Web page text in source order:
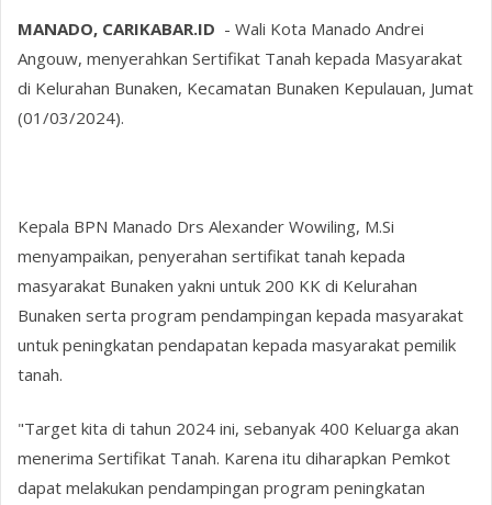
MANADO, CARIKABAR.ID - Wali Kota Manado Andrei
Angouw, menyerahkan Sertifikat Tanah kepada Masyarakat
di Kelurahan Bunaken, Kecamatan Bunaken Kepulauan, Jumat
(01/03/2024).
Kepala BPN Manado Drs Alexander Wowiling, M.Si
menyampaikan, penyerahan sertifikat tanah kepada
masyarakat Bunaken yakni untuk 200 KK di Kelurahan
Bunaken serta program pendampingan kepada masyarakat
untuk peningkatan pendapatan kepada masyarakat pemilik
tanah.
"Target kita di tahun 2024 ini, sebanyak 400 Keluarga akan
menerima Sertifikat Tanah. Karena itu diharapkan Pemkot
dapat melakukan pendampingan program peningkatan